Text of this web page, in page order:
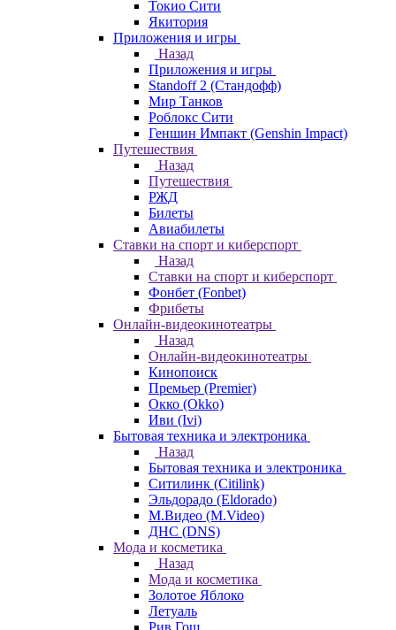
Токио Сити
Якитория
Приложения и игры
Назад
Приложения и игры
Standoff 2 (Стандофф)
Мир Танков
Роблокс Сити
Геншин Импакт (Genshin Impact)
Путешествия
Назад
Путешествия
РЖД
Билеты
Авиабилеты
Ставки на спорт и киберспорт
Назад
Ставки на спорт и киберспорт
Фонбет (Fonbet)
Фрибеты
Онлайн-видеокинотеатры
Назад
Онлайн-видеокинотеатры
Кинопоиск
Премьер (Premier)
Окко (Okko)
Иви (Ivi)
Бытовая техника и электроника
Назад
Бытовая техника и электроника
Ситилинк (Citilink)
Эльдорадо (Eldorado)
М.Видео (M.Video)
ДНС (DNS)
Мода и косметика
Назад
Мода и косметика
Золотое Яблоко
Летуаль
Рив Гош